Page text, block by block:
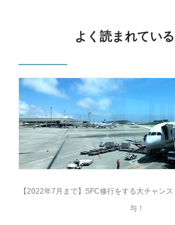
よく読まれてい
【2022年7月まで】SFC修行をする大チャン
与！